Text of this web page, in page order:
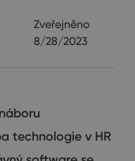
Zveřejněno
8/28/2023
technologie v HR